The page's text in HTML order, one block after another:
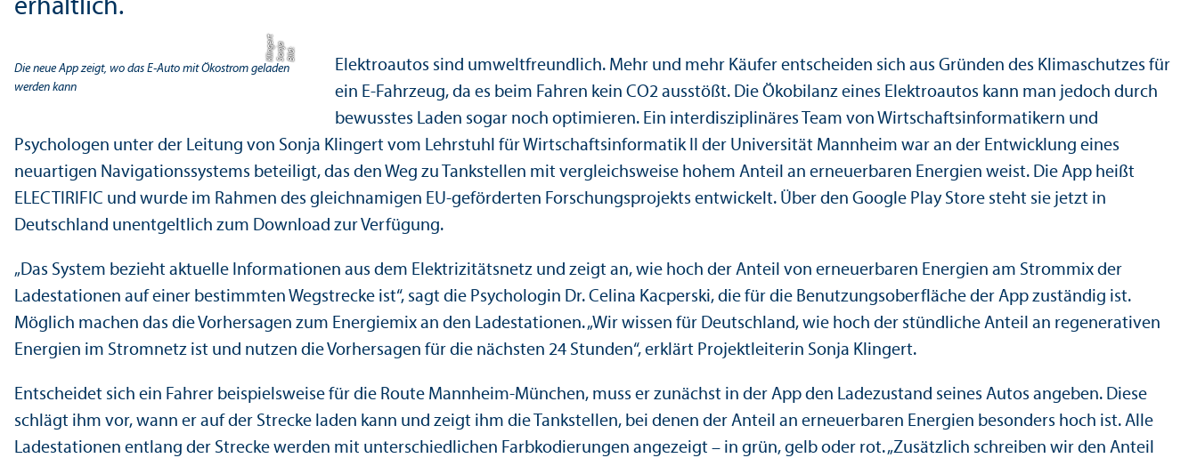
erhältlich.
Bil
d:
S
o
nj
aKli
n
g
er
t
Die neue App zeigt, wo das E-Auto mit Ökostrom geladen
werden kann
Elektroautos sind umwelt­freundlich. Mehr und mehr Käufer entscheiden sich aus Gründen des Klimaschutzes für
ein E-Fahrzeug, da es beim Fahren kein CO2 ausstößt. Die Ökobilanz eines Elektroautos kann man jedoch durch
bewusstes Laden sogar noch optimieren. Ein interdisziplinäres Team von Wirtschafts­informatikern und
Psychologen unter der Leitung von Sonja Klingert vom Lehr­stuhl für Wirtschafts­informatik II der Universität Mannheim war an der Entwicklung eines
neuartigen Navigations­systems beteiligt, das den Weg zu Tankstellen mit vergleich­sweise hohem Anteil an erneuerbaren Energien weist. Die App heißt
ELECTIRIFIC und wurde im Rahmen des gleich­namigen EU-geförderten Forschungs­projekts entwickelt. Über den Google Play Store steht sie jetzt in
Deutschland unentgeltlich zum Download zur Verfügung.
„Das System bezieht aktuelle Informationen aus dem Elektrizitätsnetz und zeigt an, wie hoch der Anteil von erneuerbaren Energien am Strommix der
Ladestationen auf einer bestimmten Wegstrecke ist“, sagt die Psychologin Dr. Celina Kacperski, die für die Benutzungs­oberfläche der App zuständig ist.
Möglich machen das die Vorhersagen zum Energiemix an den Ladestationen. „Wir wissen für Deutschland, wie hoch der stündliche Anteil an regenerativen
Energien im Stromnetz ist und nutzen die Vorhersagen für die nächsten 24 Stunden“, erklärt Projektleiterin Sonja Klingert.
Entscheidet sich ein Fahrer beispielsweise für die Route Mannheim-München, muss er zunächst in der App den Ladezustand seines Autos angeben. Diese
schlägt ihm vor, wann er auf der Strecke laden kann und zeigt ihm die Tankstellen, bei denen der Anteil an erneuerbaren Energien besonders hoch ist. Alle
Ladestationen entlang der Strecke werden mit unter­schiedlichen Farbkodierungen angezeigt – in grün, gelb oder rot. „Zusätzlich schreiben wir den Anteil